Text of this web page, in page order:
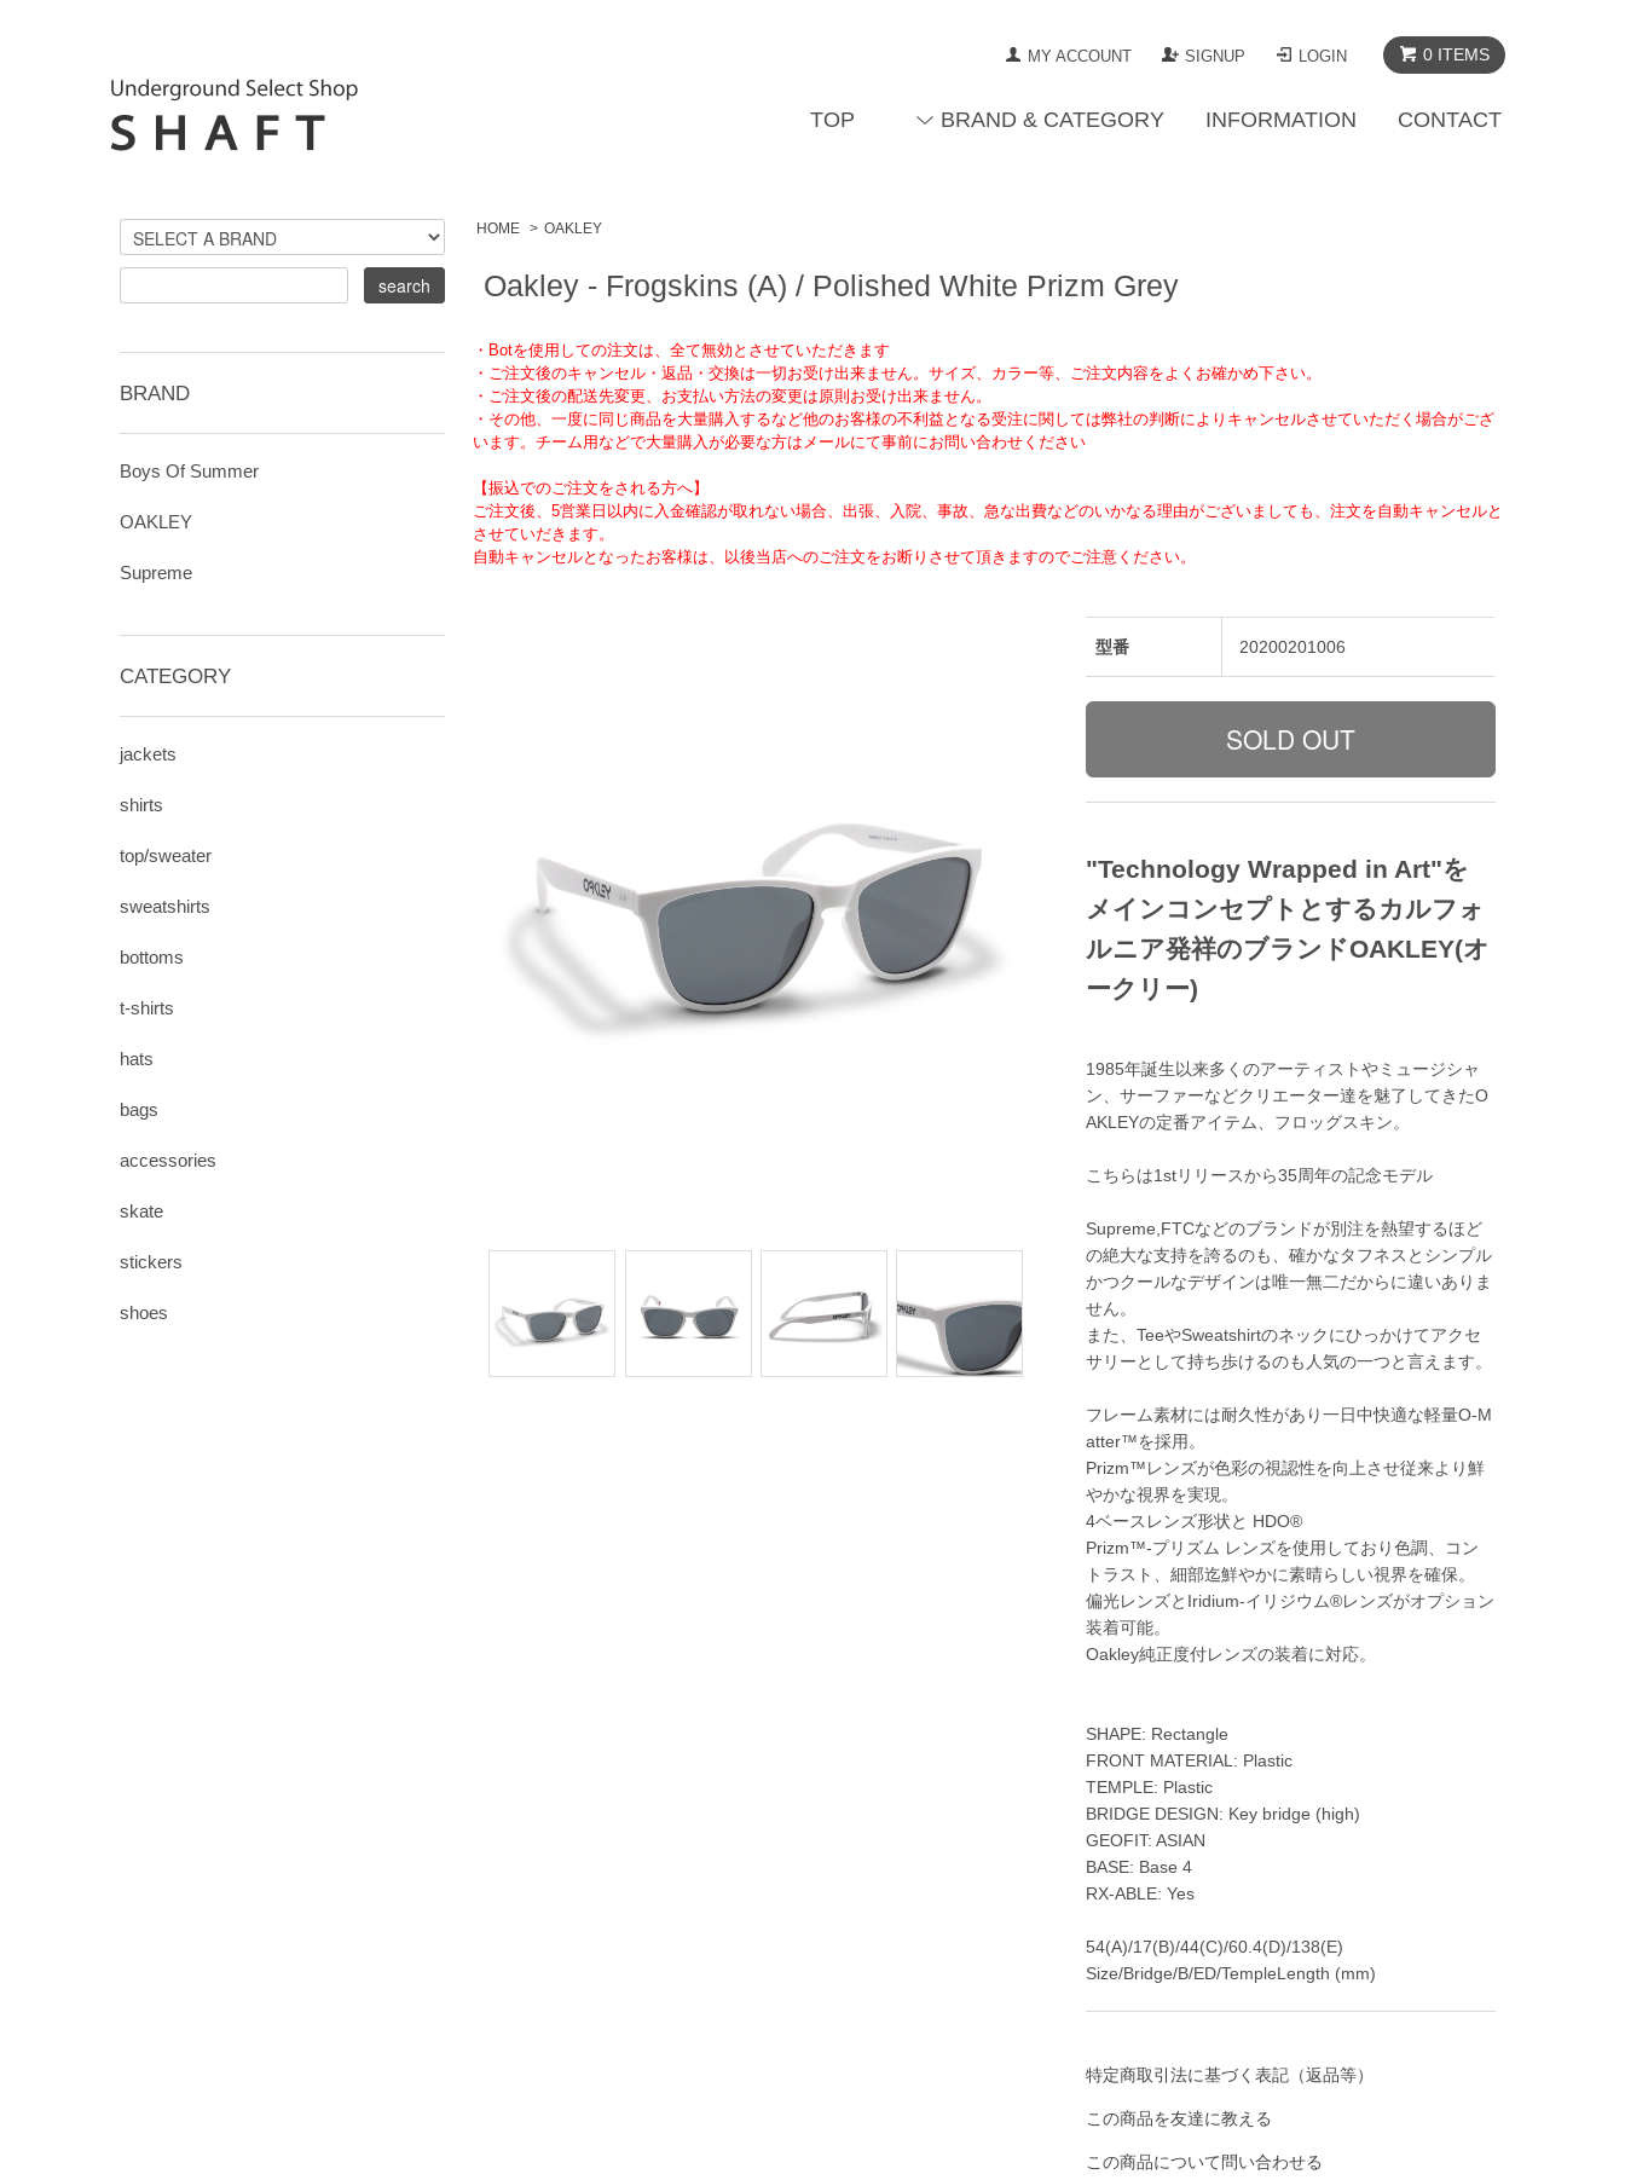
0 ITEMS
MY ACCOUNT SIGNUP LOGIN
TOP BRAND & CATEGORY INFORMATION CONTACT
HOME > OAKLEY
Oakley - Frogskins (A) / Polished White Prizm Grey
・Botを使用しての注文は、全て無効とさせていただきます
・ご注文後のキャンセル・返品・交換は一切お受け出来ません。サイズ、カラー等、ご注文内容をよくお確かめ下さい。
・ご注文後の配送先変更、お支払い方法の変更は原則お受け出来ません。
・その他、一度に同じ商品を大量購入するなど他のお客様の不利益となる受注に関しては弊社の判断によりキャンセルさせていただく場合がござ
います。チーム用などで大量購入が必要な方はメールにて事前にお問い合わせください
【振込でのご注文をされる方へ】
ご注文後、5営業日以内に入金確認が取れない場合、出張、入院、事故、急な出費などのいかなる理由がございましても、注文を自動キャンセルと
させていだきます。
自動キャンセルとなったお客様は、以後当店へのご注文をお断りさせて頂きますのでご注意ください。
型番 20200201006
"Technology Wrapped in Art"を
メインコンセプトとするカルフォ
ルニア発祥のブランドOAKLEY(オ
ークリー)
1985年誕生以来多くのアーティストやミュージシャ
ン、サーファーなどクリエーター達を魅了してきたO
AKLEYの定番アイテム、フロッグスキン。
こちらは1stリリースから35周年の記念モデル
Supreme,FTCなどのブランドが別注を熱望するほど
の絶大な支持を誇るのも、確かなタフネスとシンプル
かつクールなデザインは唯一無二だからに違いありま
せん。
また、TeeやSweatshirtのネックにひっかけてアクセ
サリーとして持ち歩けるのも人気の一つと言えます。
フレーム素材には耐久性があり一日中快適な軽量O-M
atter™を採用。
Prizm™レンズが色彩の視認性を向上させ従来より鮮
やかな視界を実現。
4ベースレンズ形状と HDO®
Prizm™‐プリズム レンズを使用しており色調、コン
トラスト、細部迄鮮やかに素晴らしい視界を確保。
偏光レンズとIridium‐イリジウム®レンズがオプション
装着可能。
Oakley純正度付レンズの装着に対応。
SHAPE: Rectangle
FRONT MATERIAL: Plastic
TEMPLE: Plastic
BRIDGE DESIGN: Key bridge (high)
GEOFIT: ASIAN
BASE: Base 4
RX-ABLE: Yes
54(A)/17(B)/44(C)/60.4(D)/138(E)
Size/Bridge/B/ED/TempleLength (mm)
特定商取引法に基づく表記（返品等）
この商品を友達に教える
この商品について問い合わせる
BRAND
Boys Of Summer
OAKLEY
Supreme
CATEGORY
jackets
shirts
top/sweater
sweatshirts
bottoms
t-shirts
hats
bags
accessories
skate
stickers
shoes